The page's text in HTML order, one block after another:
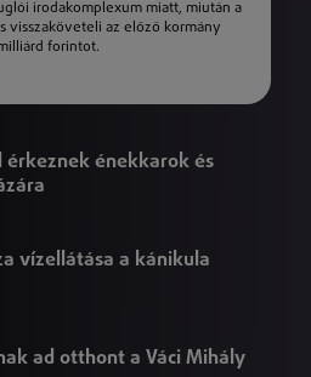
irodakomplexum miatt, miután a
visszaköveteli az előző kormány
forintot.
érkeznek énekkarok és
vízellátása a kánikula
ad otthont a Váci Mihály